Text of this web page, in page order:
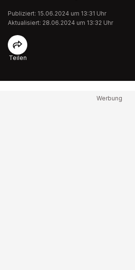
Publiziert: 15.06.2024 um 13:31 Uhr
Aktualisiert: 28.06.2024 um 13:32 Uhr
Teilen